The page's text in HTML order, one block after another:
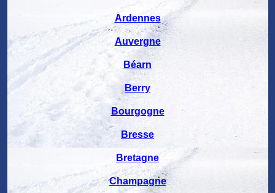
Ardennes
Auvergne
Béarn
Berry
Bourgogne
Bresse
Bretagne
Champagne